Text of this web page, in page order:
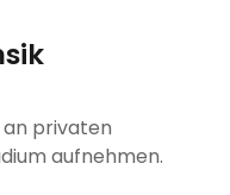
privaten
aufnehmen.